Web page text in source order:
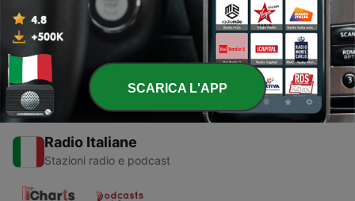
4 - A Qualcuno Piace Happy del 06/11/2018
06 Nov 2018
Radio Italiane
Stazioni radio e podcast
SCARICA L'APP